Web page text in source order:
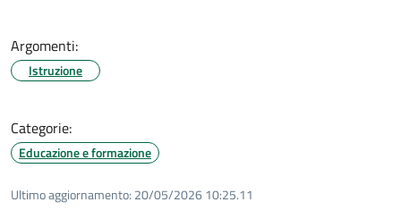
Argomenti:
Istruzione
Categorie:
Educazione e formazione
Ultimo aggiornamento: 20/05/2026 10:25.11